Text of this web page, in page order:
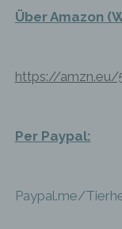
Über Amazon
https://
Per Paypal:
Paypal.me/
kann.